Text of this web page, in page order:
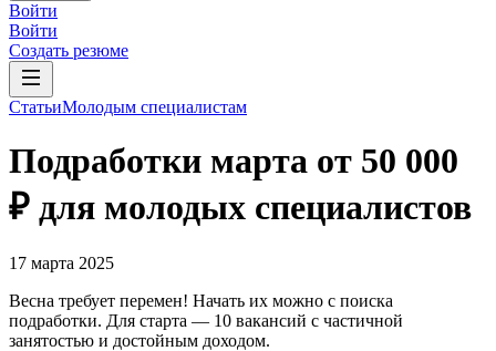
Войти
Войти
Создать резюме
СтатьиМолодым специалистам
Подработки марта от 50 000
₽ для молодых специалистов
17 марта 2025
Весна требует перемен! Начать их можно с поиска
подработки. Для старта — 10 вакансий с частичной
занятостью и достойным доходом.